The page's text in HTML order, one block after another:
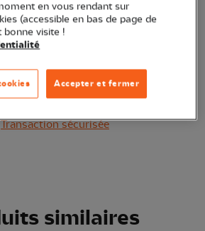
Ajouter au panier
Transaction sécurisée
similaires
en vous rendant sur
(accessible en bas de page de
bonne visite !
Accepter et fermer